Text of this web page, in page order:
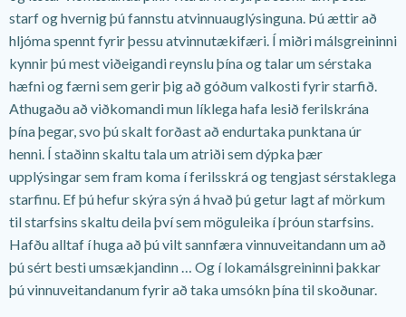
starf og hvernig þú fannstu atvinnuauglýsinguna. Þú ættir að
hljóma spennt fyrir þessu atvinnutækifæri. Í miðri málsgreininni
kynnir þú mest viðeigandi reynslu þína og talar um sérstaka
hæfni og færni sem gerir þig að góðum valkosti fyrir starfið.
Athugaðu að viðkomandi mun líklega hafa lesið ferilskrána
þína þegar, svo þú skalt forðast að endurtaka punktana úr
henni. Í staðinn skaltu tala um atriði sem dýpka þær
upplýsingar sem fram koma í ferilsskrá og tengjast sérstaklega
starfinu. Ef þú hefur skýra sýn á hvað þú getur lagt af mörkum
til starfsins skaltu deila því sem möguleika í þróun starfsins.
Hafðu alltaf í huga að þú vilt sannfæra vinnuveitandann um að
þú sért besti umsækjandinn … Og í lokamálsgreininni þakkar
þú vinnuveitandanum fyrir að taka umsókn þína til skoðunar.